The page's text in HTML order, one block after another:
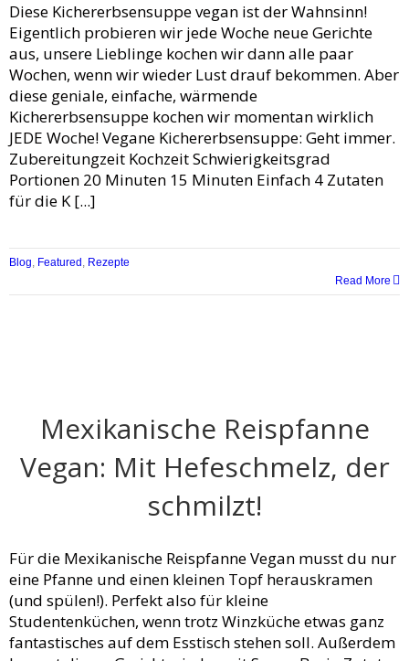
Diese Kichererbsensuppe vegan ist der Wahnsinn!
Eigentlich probieren wir jede Woche neue Gerichte
aus, unsere Lieblinge kochen wir dann alle paar
Wochen, wenn wir wieder Lust drauf bekommen. Aber
diese geniale, einfache, wärmende
Kichererbsensuppe kochen wir momentan wirklich
JEDE Woche! Vegane Kichererbsensuppe: Geht immer.
Zubereitungzeit Kochzeit Schwierigkeitsgrad
Portionen 20 Minuten 15 Minuten Einfach 4 Zutaten
für die K [...]
Blog, Featured , Rezepte
Read More
Mexikanische Reispfanne
Vegan: Mit Hefeschmelz, der
schmilzt!
Für die Mexikanische Reispfanne Vegan musst du nur
eine Pfanne und einen kleinen Topf herauskramen
(und spülen!). Perfekt also für kleine
Studentenküchen, wenn trotz Winzküche etwas ganz
fantastisches auf dem Esstisch stehen soll. Außerdem